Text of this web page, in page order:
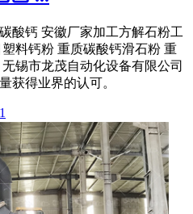
酸钙 安徽厂家加工方解石粉工
料钙粉 重质碳酸钙滑石粉 重
锡市龙茂自动化设备有限公司
获得业界的认可。